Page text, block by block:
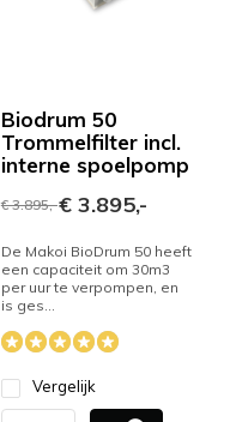
Biodrum 50
Trommelfilter incl.
interne spoelpomp
€ 3.895,-€ 3.895,-
De Makoi BioDrum 50 heeft
een capaciteit om 30m3
per uur te verpompen, en
is ges...
Vergelijk